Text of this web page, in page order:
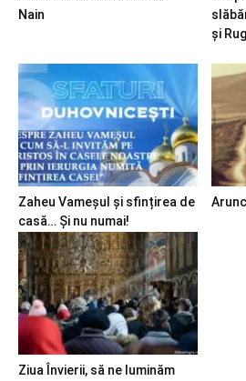
Nain
și
Zaheu Vameșul și sfințirea de
casă… Și nu numai!
Ziua Învierii, să ne luminăm